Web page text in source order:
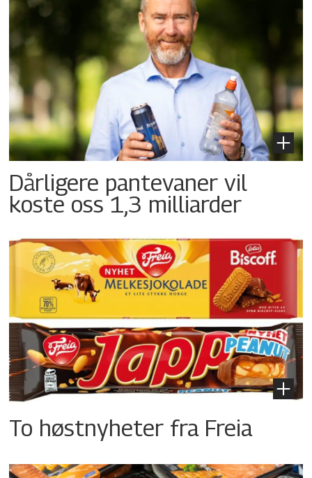
Dårligere pantevaner vil
koste oss 1,3 milliarder
To høstnyheter fra Freia